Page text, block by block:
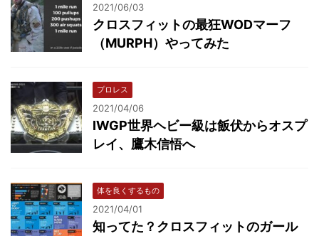
2021/06/03
クロスフィットの最狂WODマーフ
（MURPH）やってみた
プロレス
2021/04/06
IWGP世界ヘビー級は飯伏からオスプ
レイ、鷹木信悟へ
体を良くするもの
2021/04/01
知ってた？クロスフィットのガール